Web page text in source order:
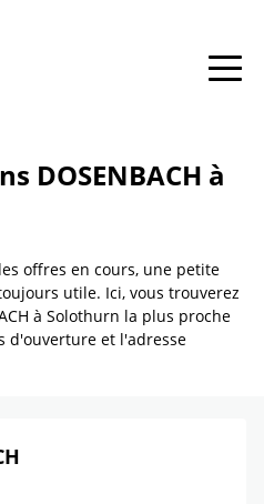
toggle
DOSENBACH à
offres en cours, une petite
utile. Ici, vous trouverez
à Solothurn la plus proche
d'ouverture et l'adresse